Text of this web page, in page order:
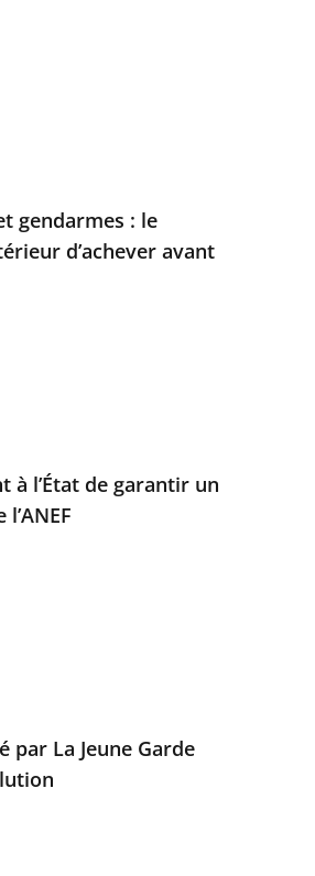
gendarmes : le
d’achever avant
à l’État de garantir un
par La Jeune Garde